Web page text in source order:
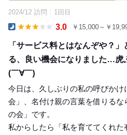
2024/12 訪問 1回目
3.0 ￥15,000～￥
「サービス料とはなんぞや？
る、良い機会になりました…虎
(￣∀￣)
今日は、久しぶりの私の呼びか
会」、名付け親の言葉を借りるな
の会」です。
私からしたら「私を育ててくれ